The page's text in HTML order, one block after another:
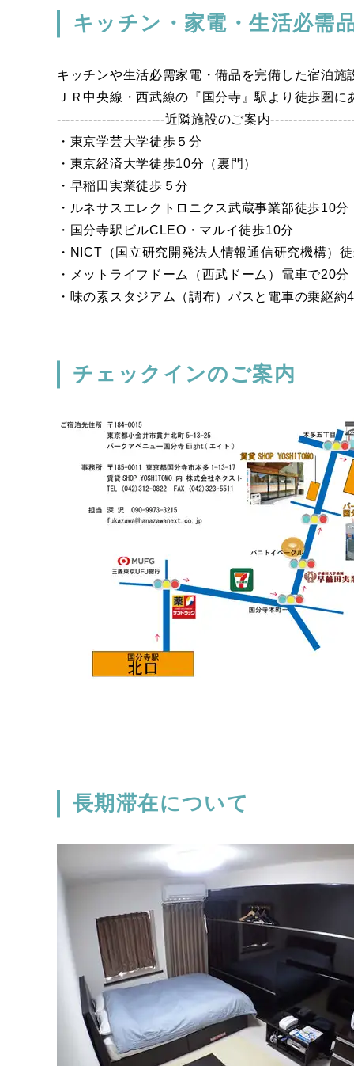
キッチン・家電・生活必需
キッチンや生活必需家電・備品を完備した宿泊
ＪＲ中央線・西武線の『国分寺』駅より徒歩圏
------------------------近隣施設のご案内
・東京学芸大学徒歩５分
・東京経済大学徒歩10分（裏門）
・早稲田実業徒歩５分
・ルネサスエレクトロニクス武蔵事業部徒歩10分
・国分寺駅ビルCLEO・マルイ徒歩10分
・NICT（国立研究開発法人情報通信研究機構）
・メットライフドーム（西武ドーム）電車で20分
・味の素スタジアム（調布）バスと電車の乗継約
チェックインのご案内
長期滞在について